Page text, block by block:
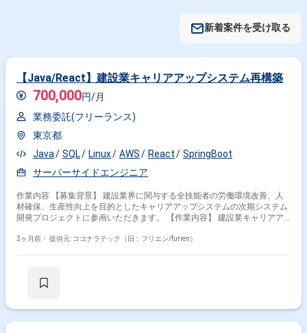
新着案件を受け取る
【Java/React】建設業キャリアアップシステム再構築
700,000円/月
業務委託(フリーランス)
東京都
Java
SQL Linux AWS React
SpringBoot
サーバーサイドエンジニア
作業内容 【募集背景】 建設業界に関与する全技能者の労働環境改善、人
材確保、生産性向上を目的としたキャリアアップシステムの次期システム
開発プロジェクトに参画いただきます。 【作業内容】 建設業キャリアア
的なシステム運用・保守、事業拡大への拡張性確保を目的とした次期シス
などを行っていただきます。 【求める人物像】 システムの目的や業務背
2ヶ月前・ 提供元: ココナラテック（旧：フリエン/furien）